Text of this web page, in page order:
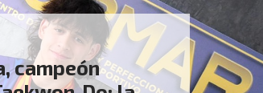
campeón